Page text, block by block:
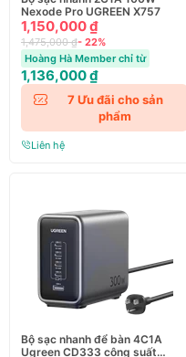
Nexode Pro UGREEN X757
1,150,000 ₫
1,475,000 ₫- 22%
Hoàng Hà Member chỉ từ
1,136,000 ₫
7 Ưu đãi cho sản
phẩm
Liên hệ
Bộ sạc nhanh để bàn 4C1A
Ugreen CD333 công suất